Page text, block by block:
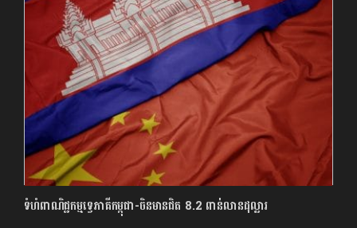
ទំហំពាណិជ្ជកម្មទ្វេភាគីកម្ពុជា-ចិនមានជិត 8.2 ពាន់លានដុល្លារ